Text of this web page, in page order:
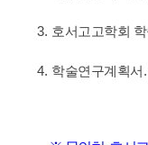
3. 호서고고학회
4. 학술연구계획서